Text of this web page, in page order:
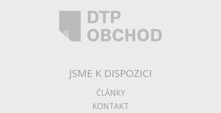
JSME K DISPOZICI
ČLÁNKY
KONTAKT